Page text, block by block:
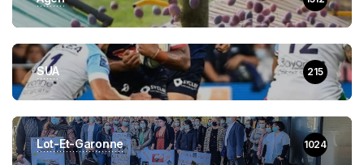
SUA 215
Lot-Et-Garonne 1024